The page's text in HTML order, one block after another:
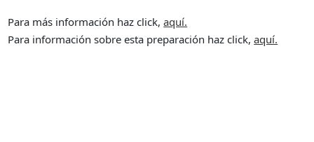
Para más información haz click,aquí.
Para información sobre esta preparación haz click,aquí.